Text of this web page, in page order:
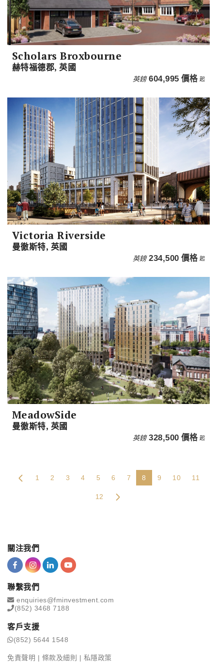
Scholars Broxbourne
赫特福德郡, 英國
英鎊 604,995 價格 起
Victoria Riverside
曼徹斯特, 英國
英鎊 234,500 價格 起
MeadowSide
曼徹斯特, 英國
英鎊 328,500 價格 起
1 2 3 4 5 6 7 8 9 10 11
12
關注我們
聯繫我們
enquiries@fminvestment.com
(852) 3468 7188
客戶支援
(852) 5644 1548
免責聲明 | 條款及細則 | 私隱政策